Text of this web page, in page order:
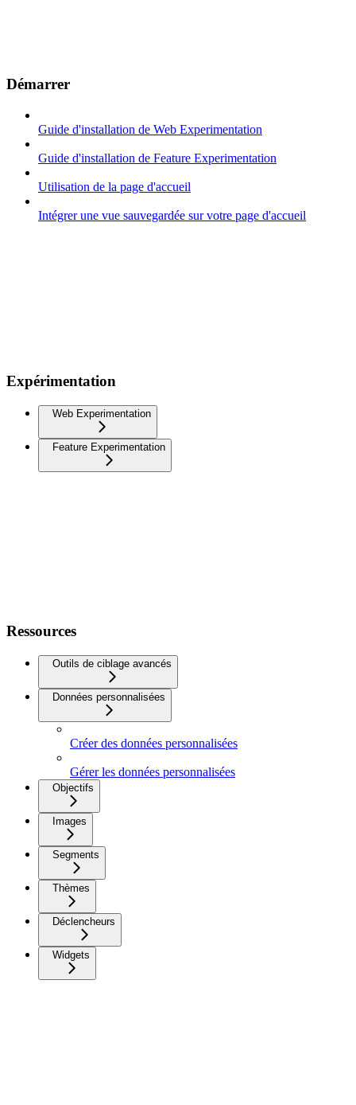
Démarrer
Guide d'installation de Web Experimentation
Guide d'installation de Feature Experimentation
Utilisation de la page d'accueil
Intégrer une vue sauvegardée sur votre page d'accueil
Expérimentation
Web Experimentation
Feature Experimentation
Ressources
Outils de ciblage avancés
Données personnalisées
Créer des données personnalisées
Gérer les données personnalisées
Objectifs
Images
Segments
Thèmes
Déclencheurs
Widgets